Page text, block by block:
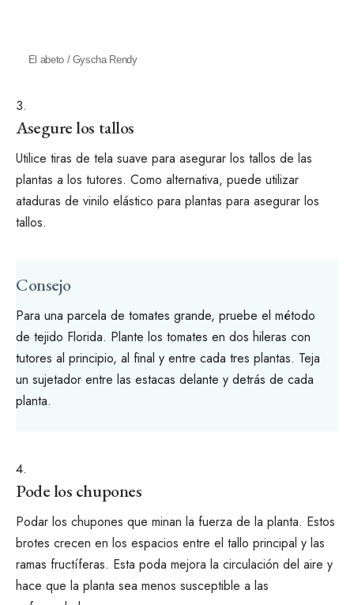
El abeto / Gyscha Rendy
Asegure los tallos
Utilice tiras de tela suave para asegurar los tallos de las
plantas a los tutores. Como alternativa, puede utilizar
ataduras de vinilo elástico para plantas para asegurar los
tallos.
Consejo
Para una parcela de tomates grande, pruebe el método
de tejido Florida. Plante los tomates en dos hileras con
tutores al principio, al final y entre cada tres plantas. Teja
un sujetador entre las estacas delante y detrás de cada
planta.
Pode los chupones
Podar los chupones que minan la fuerza de la planta. Estos
brotes crecen en los espacios entre el tallo principal y las
ramas fructíferas. Esta poda mejora la circulación del aire y
hace que la planta sea menos susceptible a las